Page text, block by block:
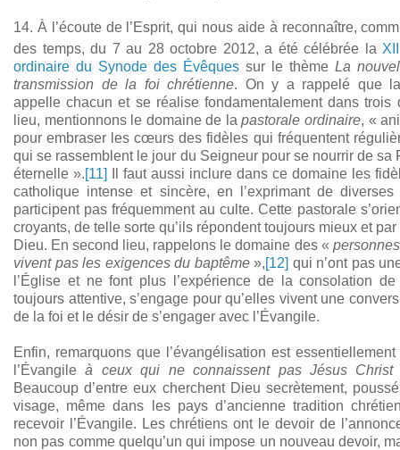
14. À l’écoute de l’Esprit, qui nous aide à reconnaître,
des temps, du 7 au 28 octobre 2012, a été célébrée la
ordinaire du Synode des Évêques sur le thème La
transmission de la foi chrétienne. On y a rappelé que
appelle chacun et se réalise fondamentalement dans trois
lieu, mentionnons le domaine de lapastorale ordinaire, «
pour embraser les cœurs des fidèles qui fréquentent
qui se rassemblent le jour du Seigneur pour se nourrir de sa
éternelle ».[11]
Il faut aussi inclure dans ce domaine les
catholique intense et sincère, en l’exprimant de
participent pas fréquemment au culte. Cette pastorale
croyants, de telle sorte qu’ils répondent toujours mieux et
Dieu. En second lieu, rappelons le domaine des «
vivent pas les exigences du baptême»,[12] qui n’ont pas
l’Église et ne font plus l’expérience de la consolation
toujours attentive, s’engage pour qu’elles vivent une
de la foi et le désir de s’engager avec l’Évangile.
Enfin, remarquons que l’évangélisation est
l’Évangileà ceux qui ne connaissent pas Jésus Christ
Beaucoup d’entre eux cherchent Dieu secrètement,
visage, même dans les pays d’ancienne tradition
recevoir l’Évangile. Les chrétiens ont le devoir de
non pas comme quelqu’un qui impose un nouveau devoir,